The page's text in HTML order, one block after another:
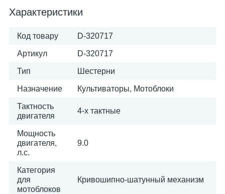
Характеристики
Код товару D-320717
Артикул D-320717
Тип Шестерни
Назначение Культиваторы, Мотоблоки
Тактность
двигателя
4-х тактные
Мощность
двигателя,
л.с.
9.0
Категория
для
мотоблоков
Кривошипно-шатунный механизм